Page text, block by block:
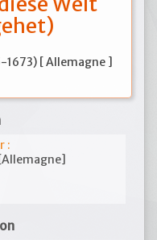
1673) [ Allemagne ]
: